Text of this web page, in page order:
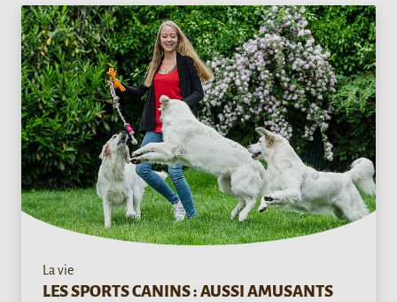
La vie
LES SPORTS CANINS : AUSSI AMUSANTS